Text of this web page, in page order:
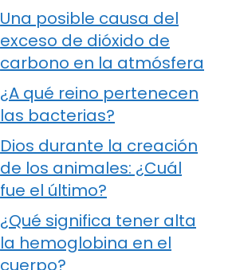
Una posible causa del
exceso de dióxido de
carbono en la atmósfera
¿A qué reino pertenecen
las bacterias?
Dios durante la creación
de los animales: ¿Cuál
fue el último?
¿Qué significa tener alta
la hemoglobina en el
cuerpo?